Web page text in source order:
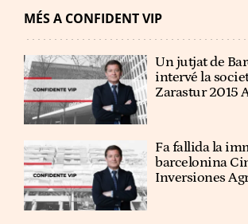
MÉS A CONFIDENT VIP
Un jutjat de
intervé la
Zarastur 2015
Fa fallida la
barcelonina
Inversiones